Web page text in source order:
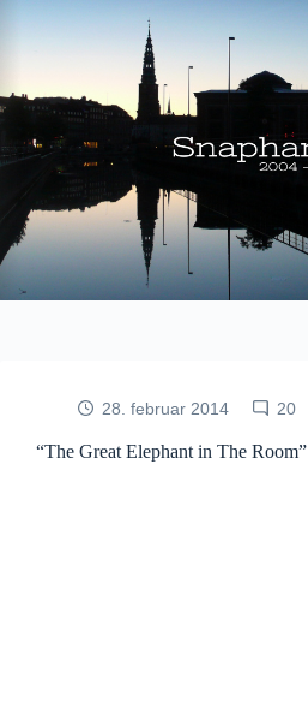
28. februar 2014 20
“The Great Elephant in The Room”